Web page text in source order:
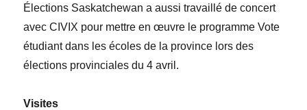
É lections Saskatchewan a aussi travaillé de concert
avec CIVIX pour mettre enœuvre le programme Vote
étudiant dans les écoles de la province lors des
élections provinciales du 4 avril.
Visites